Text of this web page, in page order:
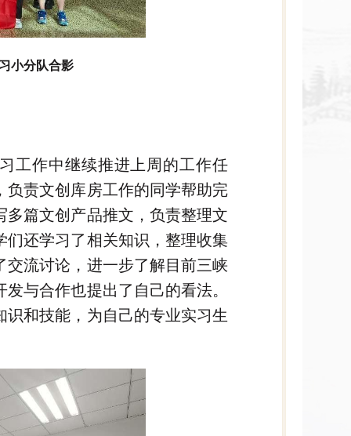
小分队合影
工作中继续推进上周的工作任
责文创库房工作的同学帮助完
篇文创产品推文，负责整理文
还学习了相关知识，整理收集
流讨论，进一步了解目前三峡
与合作也提出了自己的看法。
和技能，为自己的专业实习生